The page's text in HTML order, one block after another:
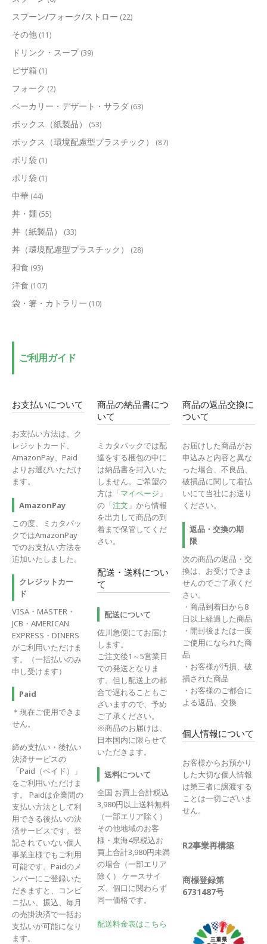
スプーン/フォーク/ストロー (22)
その他 (11)
ドリンク・スープ (39)
ピザ箱 (1)
フォーク (2)
ベーカリー・デザート・サラダ (63)
ボックス（紙製品） (53)
ボックス（環境配慮型プラスチック） (87)
ポリ袋 (1)
ポリ袋 (1)
中華 (44)
丼・麺 (55)
丼（紙製品） (33)
丼（環境配慮型プラスチック） (28)
和食 (93)
洋食 (107)
袋・箸・カトラリー (10)
ご利用ガイド
お支払いについて
お支払い方法は、ク
レジットカード、
AmazonPay、Paid
よりお選びいただけ
ます。
AmazonPay
この度、ミカタパッ
クではAmazonPay
でのお支払い方法を
追加いたしました。
クレジットカー
ド
VISA・MASTER・
JCB・AMERICAN
EXPRESS・DINERS
がご利用いただけま
す。（一括払いのみ
申し受けます）
Paid
＊現在ご使用できま
せん。
締め支払い・後払い
決済サービスの
「Paid（ペイド）」
をご利用いただけま
す。 Paidは企業間の
支払い方法として利
用できる後払いの決
済サービスです。登
記されていない個人
事業主様でもご利用
可能です。Paidのメ
ンバーにご登録いた
だきますと、コンビ
ニ払い、振込、毎月
の売掛決済で一括お
支払いが可能になり
ます。
商品の納品書につ
いて
ミカタパックでは配
達をする梱包の中に
は納品書を封入いた
しません。ご希望の
方は「マイページ 」
の「注文 」から情報
を出力して商品の到
着まで保管してくだ
さい。
配送・送料につい
て
配送について
佐川急便にてお届け
します。
ご注文後1～5営業日
での発送となりま
す。但し配送上の都
合で遅れることもご
ざいますので、予め
ご了承ください。
※商品のお届けは、
日本国内に限らせて
いただきます。
送料について
全国 お買上合計税込
3,980円以上送料無料
（一部エリア除く）
その他地域のお客
様・東海4県税込お
買上合計3,980円未満
の場合（一部エリア
除く） ケースサイ
ズ、個口に関わらず
同一価格です。
配送料金表はこちら
商品の返品交換に
ついて
お届けした商品がお
申込みと内容と異な
った場合、不良品、
破損品に関して着払
いにて当社にお送り
ください。
返品・交換の期
限
次の商品の返品・交
換は、お受けできま
せんのでご了承くだ
さい。
・商品到着日から8
日以上経過した商品
・開封後または一度
ご使用になられた商
品
・お客様が汚損、破
損された商品
・お客様のご都合に
よる返品、交換
個人情報について
お客様からお預かり
した大切な個人情報
は第三者に譲渡する
ことは一切ございま
せん。
R2事業再構築
商標登録第
6731487号